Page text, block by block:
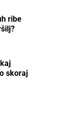
ribe
skoraj